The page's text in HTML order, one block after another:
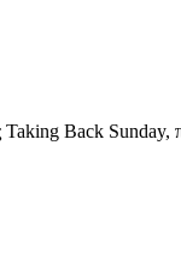
Back Sunday,